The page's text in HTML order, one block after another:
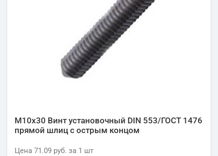
М10х30 Винт установочный DIN 553/ГОСТ 1476
прямой шлиц с острым концом
Цена 71.09 руб. за 1 шт